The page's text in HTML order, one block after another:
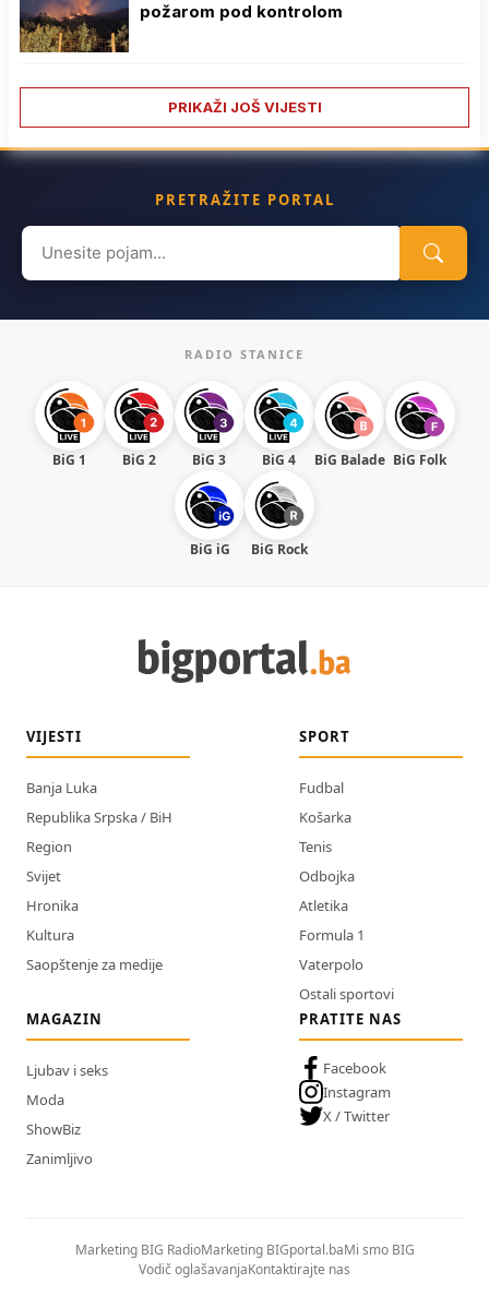
požarom pod kontrolom
PRIKAŽI JOŠ VIJESTI
PRETRAŽITE PORTAL
Search
for:
RADIO STANICE
BiG 1 BiG 2 BiG 3 BiG 4 BiG Balade BiG Folk
BiG iG BiG Rock
VIJESTI
Banja Luka
Republika Srpska / BiH
Region
Svijet
Hronika
Kultura
Saopštenje za medije
SPORT
Fudbal
Košarka
Tenis
Odbojka
Atletika
Formula 1
Vaterpolo
Ostali sportovi
MAGAZIN
Ljubav i seks
Moda
ShowBiz
Zanimljivo
PRATITE NAS
Facebook
Instagram
X / Twitter
Marketing BIG RadioMarketing BIGportal.baMi smo BIG
Vodič oglašavanjaKontaktirajte nas